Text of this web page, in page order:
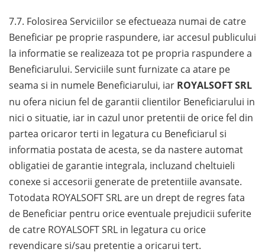
7.7. Folosirea Serviciilor se efectueaza numai de catre
Beneficiar pe proprie raspundere, iar accesul publicului
la informatie se realizeaza tot pe propria raspundere a
Beneficiarului. Serviciile sunt furnizate ca atare pe
seama si in numele Beneficiarului, iar ROYALSOFT SRL
nu ofera niciun fel de garantii clientilor Beneficiarului in
nici o situatie, iar in cazul unor pretentii de orice fel din
partea oricaror terti in legatura cu Beneficiarul si
informatia postata de acesta, se da nastere automat
obligatiei de garantie integrala, incluzand cheltuieli
conexe si accesorii generate de pretentiile avansate.
Totodata ROYALSOFT SRL are un drept de regres fata
de Beneficiar pentru orice eventuale prejudicii suferite
de catre ROYALSOFT SRL in legatura cu orice
revendicare si/sau pretentie a oricarui tert.